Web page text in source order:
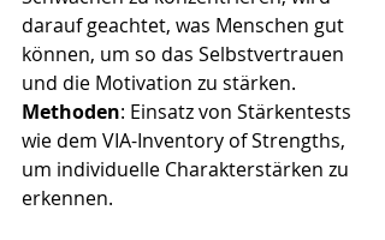
darauf geachtet, was Menschen gut
können, um so das Selbstvertrauen
und die Motivation zu stärken.
Methoden: Einsatz von Stärkentests
wie dem VIA-Inventory of Strengths,
um individuelle Charakterstärken zu
erkennen.